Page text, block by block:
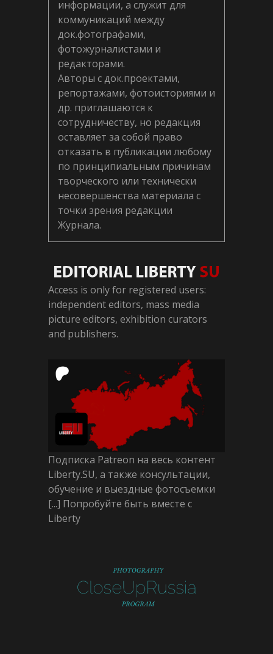
информации, а служит для
коммуникаций между
док.фотографами,
фотожурналистами и
редакторами.
Авторы с док.проектами,
репортажами, фотоисториями и
др. приглашаются к
сотрудничеству, но редакция
оставляет за собой право
отказать в публикации любому
по принципиальным причинам
творческого или технически
несовершенства материала с
точки зрения редакции
Журнала.
Access is only for registered users:
independent editors, mass media
picture editors, exhibition curators
and publishers.
Подписка Patreon на весь контент
Liberty.SU, а также консультации,
обучение и выездные фотосъемки
[...] Попробуйте быть вместе с
Liberty